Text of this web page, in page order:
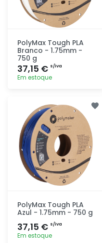
PolyMax Tough PLA
Branco - 1.75mm -
750 g
37,15 € s/iva
Em estoque
rapidamente
PolyMax Tough PLA
Azul - 1.75mm - 750 g
37,15 € s/iva
Em estoque